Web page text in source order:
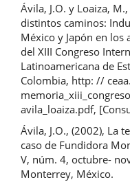
Ávila, J.O. y Loaiza,
distintos caminos:
México y Japón en los
del XIII Congreso
Latinoamericana de
Colombia, http: //
avila_loaiza.pdf,
Ávila, J.O., (2002), La
caso de Fundidora
V, núm. 4, octubre-
Monterrey, México.